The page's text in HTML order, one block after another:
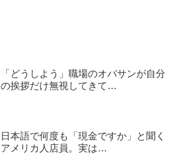
「どうしよう」職場のオバサンが自分
の挨拶だけ無視してきて…
日本語で何度も「現金ですか」と聞く
アメリカ人店員。実は…